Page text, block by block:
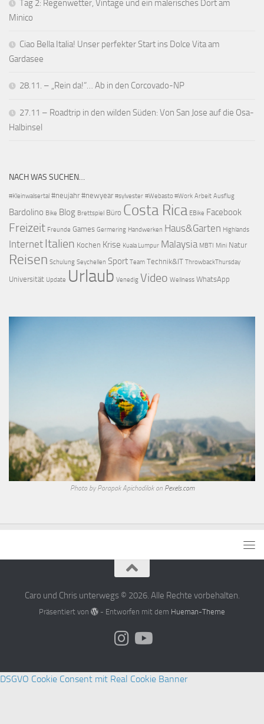
Tag 2: Regenwetter, Vintage und ein malerisches Dort am
Minico
Ciao Bella Italia! Unser perfekter Start ins Dolce Vita am
Gardasee
28.11. – „Rein da!“… Ab in den Corcovado-NP
27.11 – Roadtrip in den wilden Süden: Von San Jose auf die Osa-
Halbinsel
NACH WAS SUCHEN…
#Kleinwalsertal #neujahr #newyear #sylvester #Webasto #Work Arbeit Ausflug
Bardolino Bike Blog Brettspiel Büro Costa Rica EBike Facebook
Freizeit Freunde Games Germering Handwerken Haus&Garten Highlands
Internet Italien Kochen Krise Kuala Lumpur Malaysia MBTI Mini Natur
Reisen Schulung Seychellen Sport Team Technik&IT ThrowbackThursday
Universität Update Urlaub Venedig Video Wellness WhatsApp
Photo by Porapak Apichodilok on Pexels.com
Caro und Chris unterwegs © 2026. Alle Rechte vorbehalten.
Präsentiert von - Entworfen mit dem Hueman-Theme
DSGVO Cookie Consent mit Real Cookie Banner